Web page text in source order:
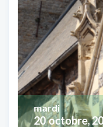
20 octobre,
mardi